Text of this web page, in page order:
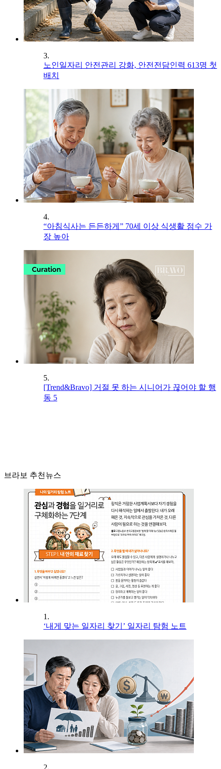
3.
노인일자리 안전관리 강화, 안전전담인력 613명 첫
배치
4.
“아침식사는 든든하게” 70세 이상 식생활 점수 가
장 높아
5.
[Trend&Bravo] 거절 못 하는 시니어가 끊어야 할 행
동 5
브라보 추천뉴스
1.
‘내게 맞는 일자리 찾기’ 일자리 탐험 노트